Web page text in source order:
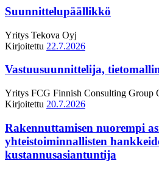
Suunnittelupäällikkö
Yritys Tekova Oyj
Kirjoitettu 22.7.2026
Vastuusuunnittelija,
Yritys FCG Finnish Consulting Group
Kirjoitettu 20.7.2026
Rakennuttamisen nuorempi
yhteistoiminnallisten
kustannusasiantuntija